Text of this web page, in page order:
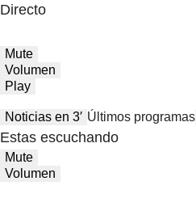
Directo
Mute
Volumen
Play
Noticias en 3′ Últimos programas
Estas escuchando
Mute
Volumen